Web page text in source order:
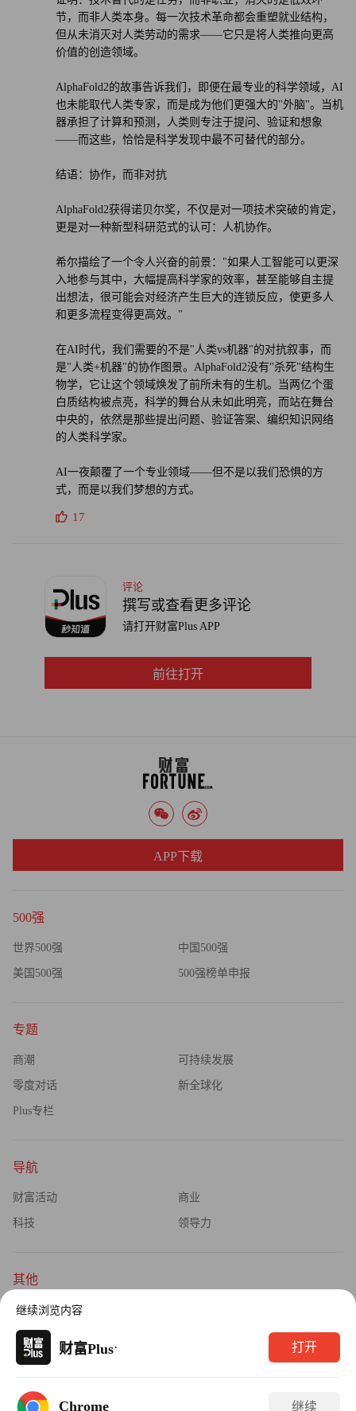
节，而非人类本身。每一次技术革命都会重塑就业结构，
但从未消灭对人类劳动的需求——它只是将人类推向更高
价值的创造领域。
AlphaFold2的故事告诉我们，即便在最专业的科学领域，AI
也未能取代人类专家，而是成为他们更强大的"外脑"。当机
器承担了计算和预测，人类则专注于提问、验证和想象
——而这些，恰恰是科学发现中最不可替代的部分。
结语：协作，而非对抗
AlphaFold2获得诺贝尔奖，不仅是对一项技术突破的肯定，
更是对一种新型科研范式的认可：人机协作。
希尔描绘了一个令人兴奋的前景："如果人工智能可以更深
入地参与其中，大幅提高科学家的效率，甚至能够自主提
出想法，很可能会对经济产生巨大的连锁反应，使更多人
和更多流程变得更高效。"
在AI时代，我们需要的不是"人类vs机器"的对抗叙事，而
是"人类+机器"的协作图景。AlphaFold2没有"杀死"结构生
物学，它让这个领域焕发了前所未有的生机。当两亿个蛋
白质结构被点亮，科学的舞台从未如此明亮，而站在舞台
中央的，依然是那些提出问题、验证答案、编织知识网络
的人类科学家。
AI一夜颠覆了一个专业领域——但不是以我们恐惧的方
式，而是以我们梦想的方式。
17
评论
撰写或查看更多评论
请打开财富Plus APP
前往打开
500强
世界500强 中国500强
美国500强 500强榜单申报
专题
商潮 可持续发展
零度对话 新全球化
Plus专栏
导航
财富活动 商业
科技 领导力
其他
杂志订阅
隐私政策
APP下载
Copyright © 2026财富媒体知识产权有限公司
继续浏览内容
财富Plus· 打开
Chrome 继续